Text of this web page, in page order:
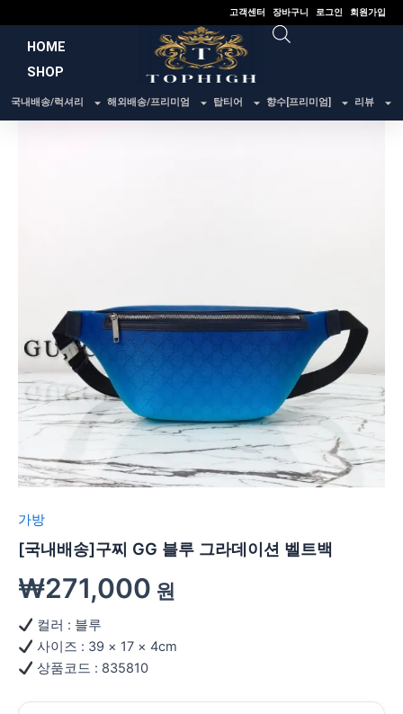
건
너
고객센터 장바구니 로그인 회원가입
HOME
SHOP
국내배송/럭셔리 해외배송/프리미엄 탑티어 향수[프리미엄] 리뷰
가방
[국내배송]구찌 GG 블루 그라데이션 벨트백
₩271,000 원
컬러 : 블루
사이즈 : 39 × 17 × 4cm
상품코드 : 835810